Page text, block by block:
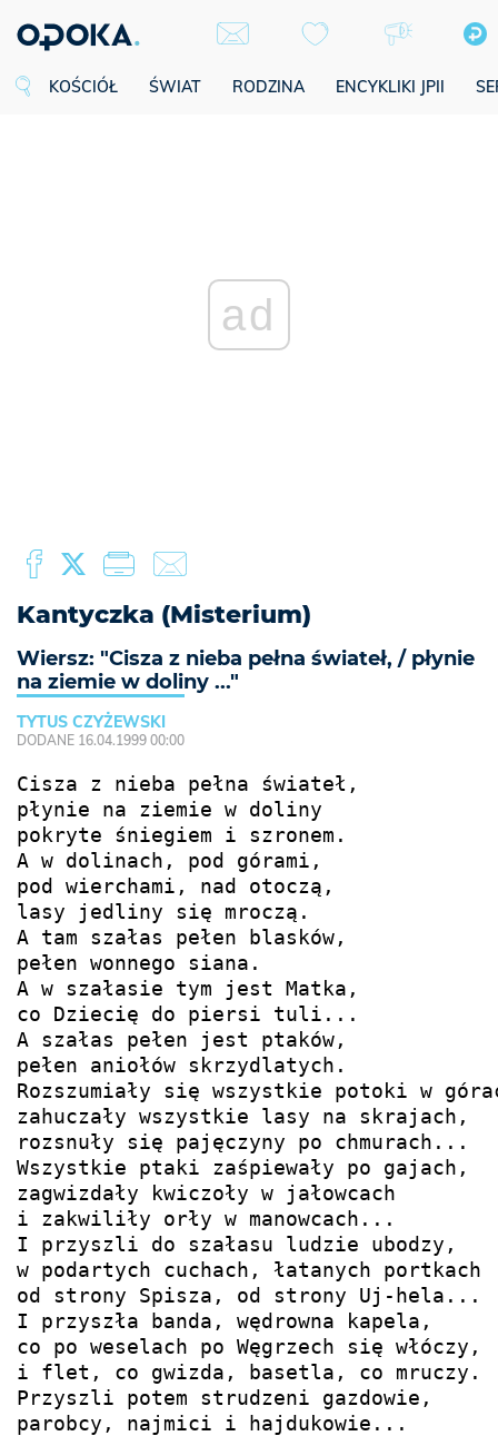
KOŚCIÓŁ ŚWIAT RODZINA ENCYKLIKI JPII
ad
Kantyczka (Misterium)
Wiersz: "Cisza z nieba pełna świateł, / płynie
na ziemie w doliny ..."
TYTUS CZYŻEWSKI
DODANE 16.04.1999 00:00
Cisza z nieba pełna świateł,
płynie na ziemie w doliny
pokryte śniegiem i szronem.
A w dolinach, pod górami,
pod wierchami, nad otoczą,
lasy jedliny się mroczą.
A tam szałas pełen blasków,
pełen wonnego siana.
A w szałasie tym jest Matka,
co Dziecię do piersi tuli...
A szałas pełen jest ptaków,
pełen aniołów skrzydlatych.
Rozszumiały się wszystkie potoki w
zahuczały wszystkie lasy na skrajach,
rozsnuły się pajęczyny po chmurach...
Wszystkie ptaki zaśpiewały po gajach,
zagwizdały kwiczoły w jałowcach
i zakwiliły orły w manowcach...
I przyszli do szałasu ludzie ubodzy,
w podartych cuchach, łatanych portkach
od strony Spisza, od strony Uj-hela...
I przyszła banda, wędrowna kapela,
co po weselach po Węgrzech się włóczy,
i flet, co gwizda, basetla, co mruczy.
Przyszli potem strudzeni gazdowie,
parobcy, najmici i hajdukowie...